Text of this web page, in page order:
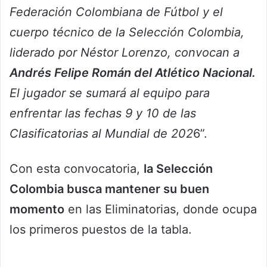
Federación Colombiana de Fútbol y el
cuerpo técnico de la Selección Colombia,
liderado por Néstor Lorenzo, convocan a
Andrés Felipe Román del Atlético Nacional.
El jugador se sumará al equipo para
enfrentar las fechas 9 y 10 de las
Clasificatorias al Mundial de 2026”.
Con esta convocatoria, la Selección
Colombia busca mantener su buen
momento en las Eliminatorias, donde ocupa
los primeros puestos de la tabla.